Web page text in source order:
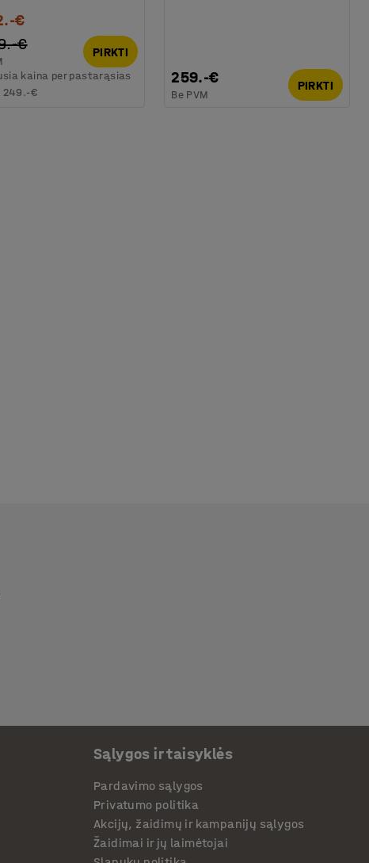
€
€
PIRKTI
kaina per pastarąsias
249.-€
259.-€
Be PVM
PIRKTI
Sąlygos ir taisyklės
Pardavimo sąlygos
Privatumo politika
Akcijų, žaidimų ir kampanijų sąlygos
Žaidimai ir jų laimėtojai